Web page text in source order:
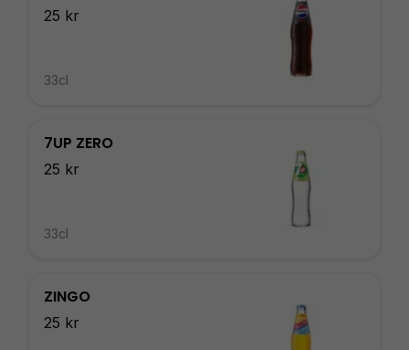
25 kr
33cl
7UP ZERO
25 kr
33cl
ZINGO
25 kr